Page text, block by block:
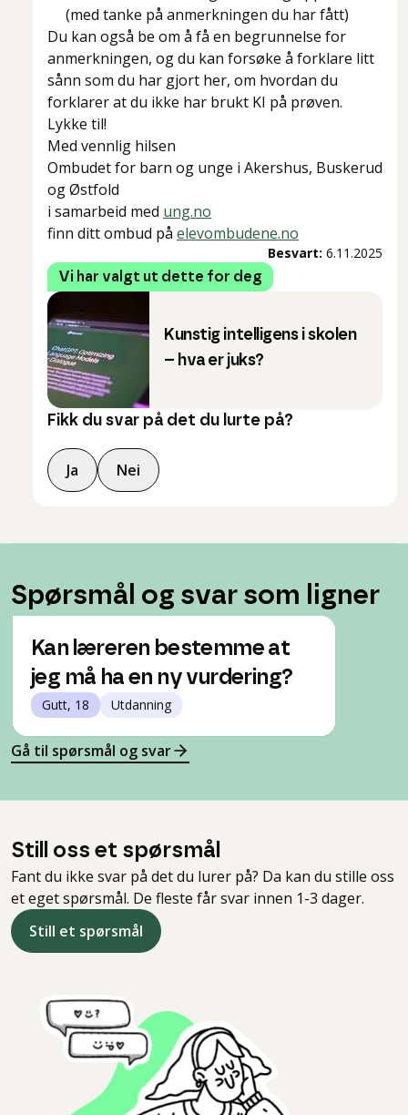
(med tanke på anmerkningen du har fått)
Du kan også be om å få en begrunnelse for
anmerkningen, og du kan forsøke å forklare litt
sånn som du har gjort her, om hvordan du
forklarer at du ikke har brukt KI på prøven.
Lykke til!
Med vennlig hilsen
Ombudet for barn og unge i Akershus, Buskerud
og Østfold
i samarbeid med ung.no
finn ditt ombud på elevombudene.no
Besvart: 6.11.2025
Vi har valgt ut dette for deg
Kunstig intelligens i skolen
– hva er juks?
Fikk du svar på det du lurte på?
Ja Nei
Spørsmål og svar som ligner
Kan læreren bestemme at
jeg må ha en ny vurdering?
Gutt, 18 Utdanning
Gå til spørsmål og svar
Still oss et spørsmål
Fant du ikke svar på det du lurer på? Da kan du stille oss
et eget spørsmål. De fleste får svar innen 1-3 dager.
Still et spørsmål